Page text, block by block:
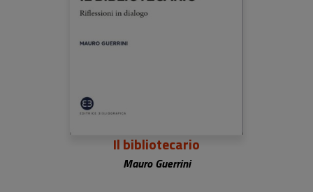
Il bibliotecario
Mauro Guerrini